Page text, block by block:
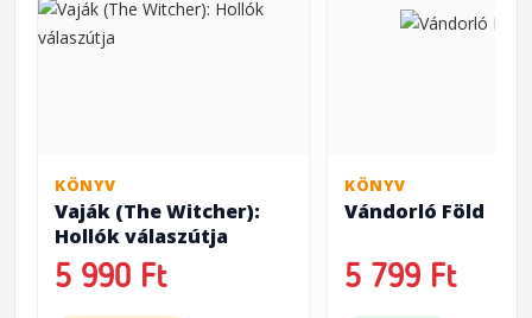
KÖNYV
Vaják (The Witcher):
Hollók válaszútja
5 990 Ft
KÖNYV
Vándorló Föld
5 799 Ft